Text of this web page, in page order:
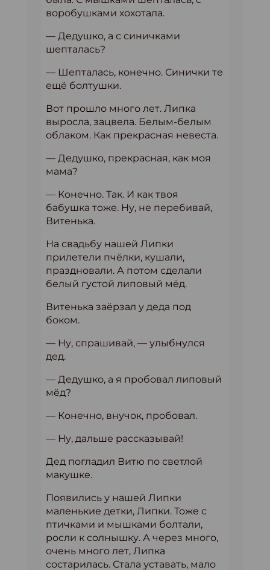
воробушками хохотала.
— Дедушко, а с синичками
шепталась?
— Шепталась, конечно. Синички те
ещё болтушки.
Вот прошло много лет. Липка
выросла, зацвела. Белым-белым
облаком. Как прекрасная невеста.
— Дедушко, прекрасная, как моя
мама?
— Конечно. Так. И как твоя
бабушка тоже. Ну, не перебивай,
Витенька.
На свадьбу нашей Липки
прилетели пчёлки, кушали,
праздновали. А потом сделали
белый густой липовый мёд.
Витенька заёрзал у деда под
боком.
— Ну, спрашивай, — улыбнулся
дед.
— Дедушко, а я пробовал липовый
мёд?
— Конечно, внучок, пробовал.
— Ну, дальше рассказывай!
Дед погладил Витю по светлой
макушке.
Появились у нашей Липки
маленькие детки, Липки. Тоже с
птичками и мышками болтали,
росли к солнышку. А через много,
очень много лет, Липка
состарилась. Стала уставать, мало